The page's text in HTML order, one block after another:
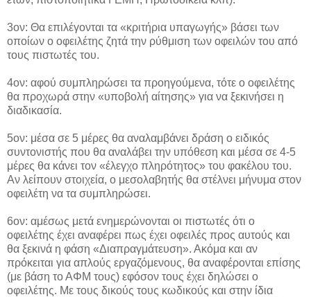
3ον: Θα επιλέγονται τα «κριτήρια υπαγωγής» βάσει των
οποίων ο οφειλέτης ζητά την ρύθμιση των οφειλών του από
τους πιστωτές του.
4ον: αφού συμπληρώσει τα προηγούμενα, τότε ο οφειλέτης
θα προχωρά στην «υποβολή αίτησης» για να ξεκινήσει η
διαδικασία.
5ον: μέσα σε 5 μέρες θα αναλαμβάνει δράση ο ειδικός
συντονιστής που θα αναλάβει την υπόθεση και μέσα σε 4-5
μέρες θα κάνει τον «έλεγχο πληρότητος» του φακέλου του.
Αν λείπουν στοιχεία, ο μεσολαβητής θα στέλνει μήνυμα στον
οφειλέτη να τα συμπληρώσει.
6ον: αμέσως μετά ενημερώνονται οι πιστωτές ότι ο
οφειλέτης έχει αναφέρει πως έχει οφειλές προς αυτούς και
θα ξεκινά η φάση «Διαπραγμάτευση». Ακόμα και αν
πρόκειται για απλούς εργαζόμενους, θα αναφέρονται επίσης
(με βάση το ΑΦΜ τους) εφόσον τους έχει δηλώσει ο
οφειλέτης. Με τους δικούς τους κωδικούς και στην ίδια